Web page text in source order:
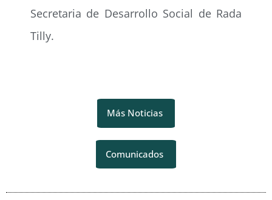
Secretaria de Desarrollo Social de Rada
Tilly.
Más Noticias
Comunicados